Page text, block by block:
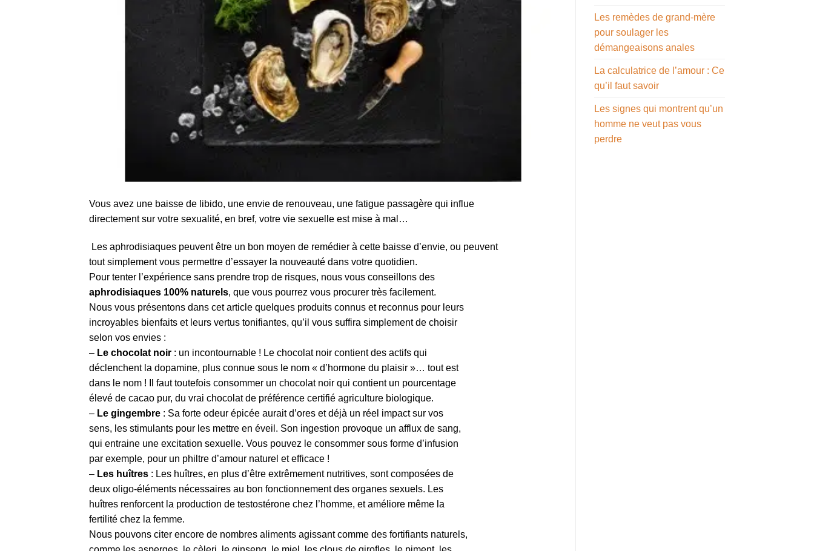
Vous avez une baisse de libido, une envie de renouveau, une fatigue passagère qui influe
directement sur votre sexualité, en bref, votre vie sexuelle est mise à mal…
Les aphrodisiaques peuvent être un bon moyen de remédier à cette baisse d’envie, ou peuvent
tout simplement vous permettre d’essayer la nouveauté dans votre quotidien.
Pour tenter l’expérience sans prendre trop de risques, nous vous conseillons des
aphrodisiaques 100% naturels, que vous pourrez vous procurer très facilement.
Nous vous présentons dans cet article quelques produits connus et reconnus pour leurs
incroyables bienfaits et leurs vertus tonifiantes, qu’il vous suffira simplement de choisir
selon vos envies :
– Le chocolat noir : un incontournable ! Le chocolat noir contient des actifs qui
déclenchent la dopamine, plus connue sous le nom « d’hormone du plaisir »… tout est
dans le nom ! Il faut toutefois consommer un chocolat noir qui contient un pourcentage
élevé de cacao pur, du vrai chocolat de préférence certifié agriculture biologique.
– Le gingembre : Sa forte odeur épicée aurait d’ores et déjà un réel impact sur vos
sens, les stimulants pour les mettre en éveil. Son ingestion provoque un afflux de sang,
qui entraine une excitation sexuelle. Vous pouvez le consommer sous forme d’infusion
par exemple, pour un philtre d’amour naturel et efficace !
– Les huîtres : Les huîtres, en plus d’être extrêmement nutritives, sont composées de
deux oligo-éléments nécessaires au bon fonctionnement des organes sexuels. Les
huîtres renforcent la production de testostérone chez l’homme, et améliore même la
fertilité chez la femme.
Nous pouvons citer encore de nombres aliments agissant comme des fortifiants naturels,
Les remèdes de grand-mère
pour soulager les
démangeaisons anales
La calculatrice de l’amour : Ce
qu’il faut savoir
Les signes qui montrent qu’un
homme ne veut pas vous
perdre